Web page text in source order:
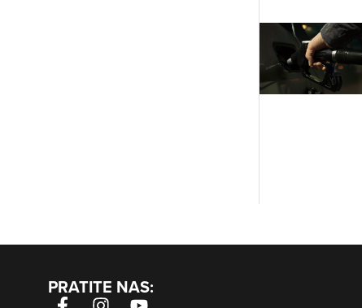
PRATITE NAS: